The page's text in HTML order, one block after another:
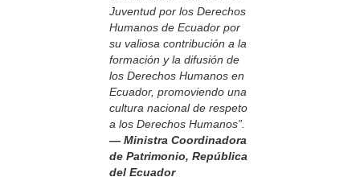
Juventud por los Derechos
Humanos de Ecuador por
su valiosa contribución a la
formación y la difusión de
los Derechos Humanos en
Ecuador, promoviendo una
cultura nacional de respeto
a los Derechos Humanos”.
— Ministra Coordinadora
de Patrimonio, República
del Ecuador